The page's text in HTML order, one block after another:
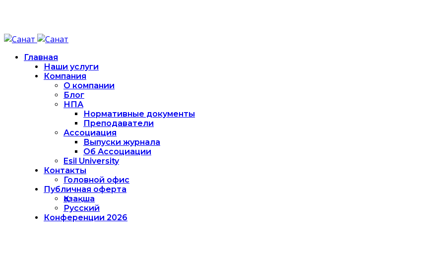
Главная
Наши услуги
Компания
О компании
Блог
НПА
Нормативные документы
Преподаватели
Ассоциация
Выпуски журнала
Об Ассоциации
Esil University
Контакты
Головной офис
Публичная оферта
Қазақша
Русский
Конференции 2026